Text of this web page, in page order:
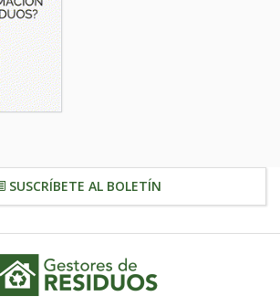
SUSCRÍBETE AL BOLETÍN